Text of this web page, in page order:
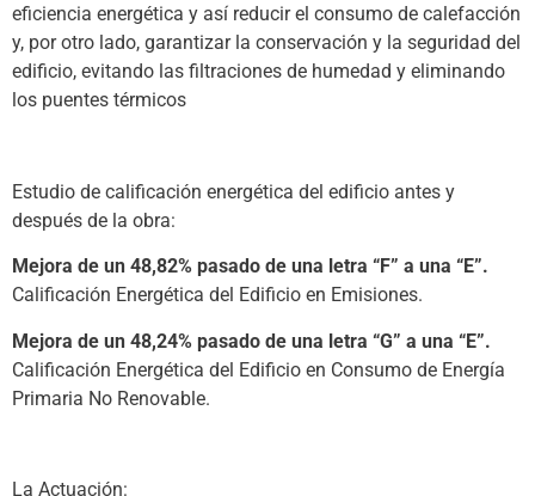
eficiencia energética y así reducir el consumo de calefacción
y, por otro lado, garantizar la conservación y la seguridad del
edificio, evitando las filtraciones de humedad y eliminando
los puentes térmicos
Estudio de calificación energética del edificio antes y
después de la obra:
Mejora de un 48,82% pasado de una letra “F” a una “E”.
Calificación Energética del Edificio en Emisiones.
Mejora de un 48,24% pasado de una letra “G” a una “E”.
Calificación Energética del Edificio en Consumo de Energía
Primaria No Renovable.
La Actuación: